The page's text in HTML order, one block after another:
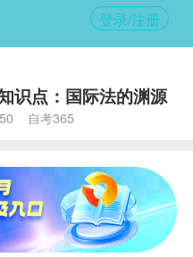
登录/注册
识点：国际法的渊源
自考365